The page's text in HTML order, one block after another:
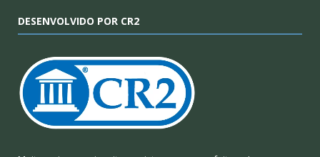
DESENVOLVIDO POR CR2